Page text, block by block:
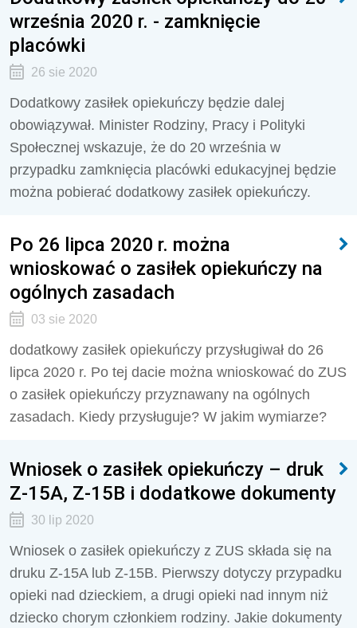
września 2020 r. - zamknięcie
placówki
26 sie 2020
Dodatkowy zasiłek opiekuńczy będzie dalej
obowiązywał. Minister Rodziny, Pracy i Polityki
Społecznej wskazuje, że do 20 września w
przypadku zamknięcia placówki edukacyjnej będzie
można pobierać dodatkowy zasiłek opiekuńczy.
Po 26 lipca 2020 r. można
wnioskować o zasiłek opiekuńczy na
ogólnych zasadach
03 sie 2020
dodatkowy zasiłek opiekuńczy przysługiwał do 26
lipca 2020 r. Po tej dacie można wnioskować do ZUS
o zasiłek opiekuńczy przyznawany na ogólnych
zasadach. Kiedy przysługuje? W jakim wymiarze?
Wniosek o zasiłek opiekuńczy – druk
Z-15A, Z-15B i dodatkowe dokumenty
30 lip 2020
Wniosek o zasiłek opiekuńczy z ZUS składa się na
druku Z-15A lub Z-15B. Pierwszy dotyczy przypadku
opieki nad dzieckiem, a drugi opieki nad innym niż
dziecko chorym członkiem rodziny. Jakie dokumenty